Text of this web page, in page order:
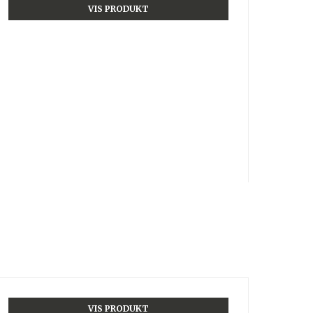
VIS PRODUKT
VIS PRODUKT